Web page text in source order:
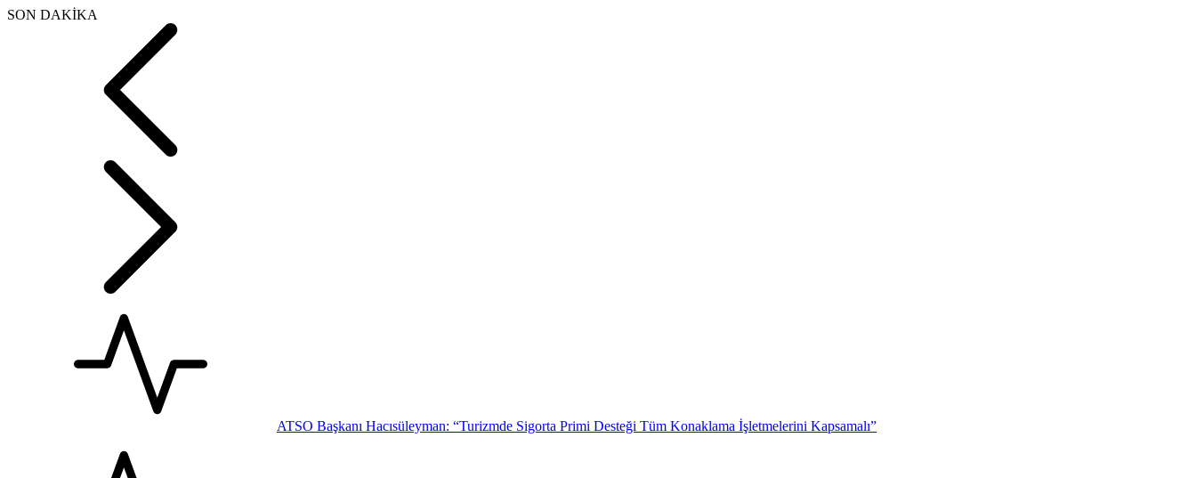
SON DAKİKA
ATSO Başkanı Hacısüleyman: “Turizmde Sigorta Primi Desteği Tüm Konaklama İşletmelerini Kapsamalı”